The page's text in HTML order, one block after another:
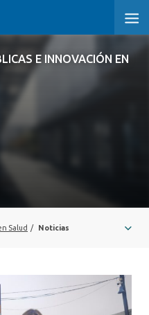
E INNOVACIÓN EN
E
Salud / Noticias